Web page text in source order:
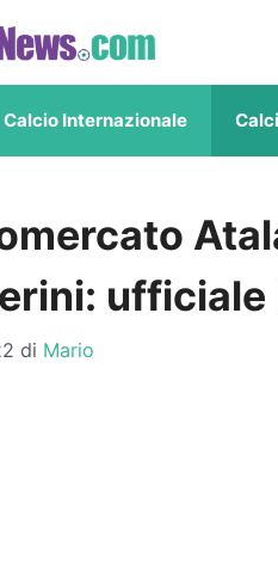
Calcio Internazionale
ufficiale
di Mario